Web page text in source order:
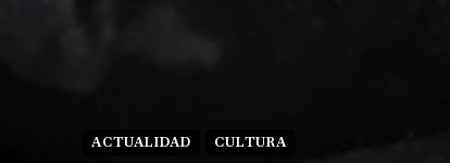
ACTUALIDAD CULTURA